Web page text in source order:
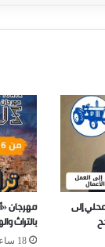
إلى
مهرجان
بالتراث
18 ساعة ago